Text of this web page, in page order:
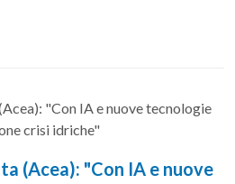
(Acea): "Con IA e nuove